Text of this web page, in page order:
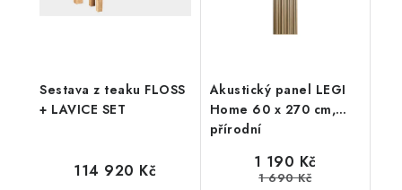
Sestava z teaku FLOSS
+ LAVICE SET
114 920 Kč
Akustický panel LEGI
Home 60 x 270 cm,
přírodní
1 190 Kč
1 690 Kč